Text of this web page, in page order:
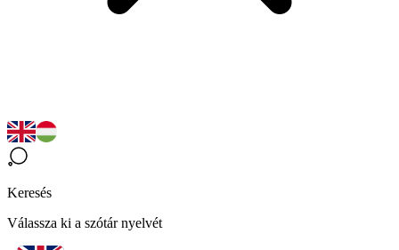
Keresés
Válassza ki a szótár nyelvét